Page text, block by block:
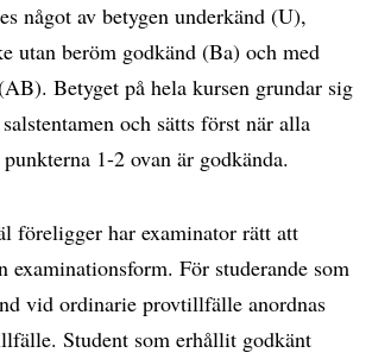
något av betygen underkänd (U),
utan beröm godkänd (Ba) och med
Betyget på hela kursen grundar sig
och sätts först när alla
1-2 ovan är godkända.
föreligger har examinator rätt att
examinationsform. För studerande som
vid ordinarie provtillfälle anordnas
Student som erhållit godkänt